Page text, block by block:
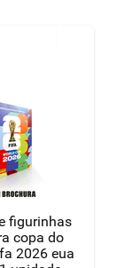
figurinhas
copa do
2026 eua